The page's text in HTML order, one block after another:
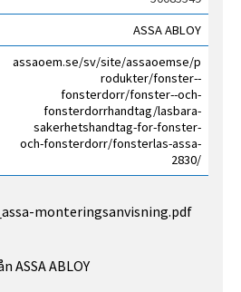
ASSA ABLOY
assaoem.se/sv/site/assaoemse/p
rodukter/fonster--
fonsterdorr/fonster--och-
fonsterdorrhandtag/lasbara-
sakerhetshandtag-for-fonster-
och-fonsterdorr/fonsterlas-assa-
2830/
monteringsanvisning.pdf
ASSA ABLOY